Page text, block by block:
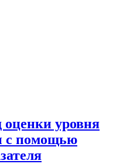
уровня
с помощью